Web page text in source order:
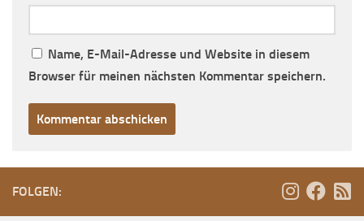
Name, E-Mail-Adresse und Website in diesem
Browser für meinen nächsten Kommentar speichern.
FOLGEN: